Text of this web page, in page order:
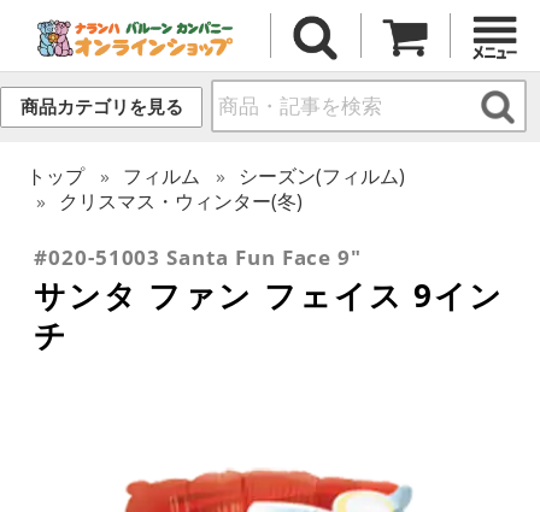
商品カテゴリを見る
トップ フィルム
シーズン(フィルム)
クリスマス・ウィンター(冬)
#020-51003 Santa Fun Face 9"
サンタ ファン フェイス 9イン
チ